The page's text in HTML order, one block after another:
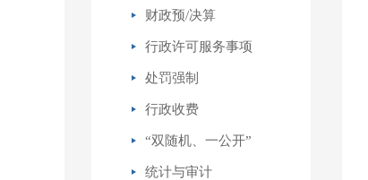
财政预/决算
行政许可服务事项
处罚强制
行政收费
“双随机、一公开”
统计与审计